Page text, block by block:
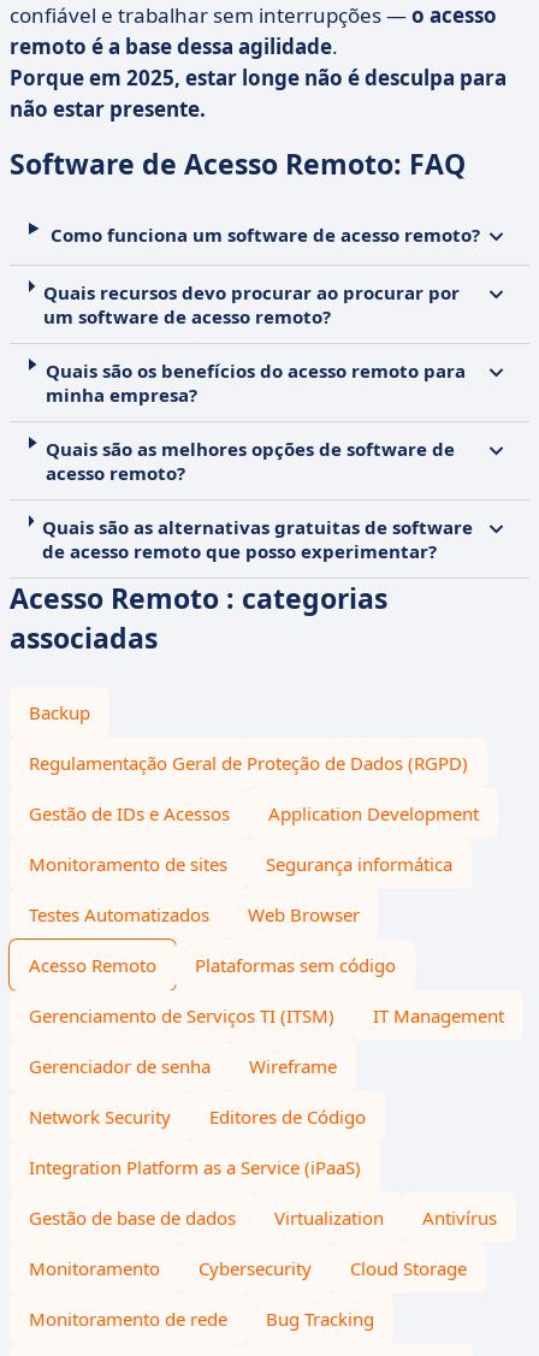
confiável e trabalhar sem interrupções —o acesso
remoto é a base dessa agilidade.
Porque em 2025, estar longe não é desculpa para
não estar presente.
Software de Acesso Remoto: FAQ
Como funciona um software de acesso remoto?
Quais recursos devo procurar ao procurar por
um software de acesso remoto?
Quais são os benefícios do acesso remoto para
minha empresa?
Quais são as melhores opções de software de
acesso remoto?
Quais são as alternativas gratuitas de software
de acesso remoto que posso experimentar?
Acesso Remoto : categorias
associadas
Backup
Regulamentação Geral de Proteção de Dados (RGPD)
Gestão de IDs e Acessos Application Development
Monitoramento de sites Segurança informática
Testes Automatizados Web Browser
Acesso Remoto Plataformas sem código
Gerenciamento de Serviços TI (ITSM) IT Management
Gerenciador de senha Wireframe
Network Security Editores de Código
Integration Platform as a Service (iPaaS)
Gestão de base de dados Virtualization Antivírus
Monitoramento Cybersecurity Cloud Storage
Monitoramento de rede Bug Tracking